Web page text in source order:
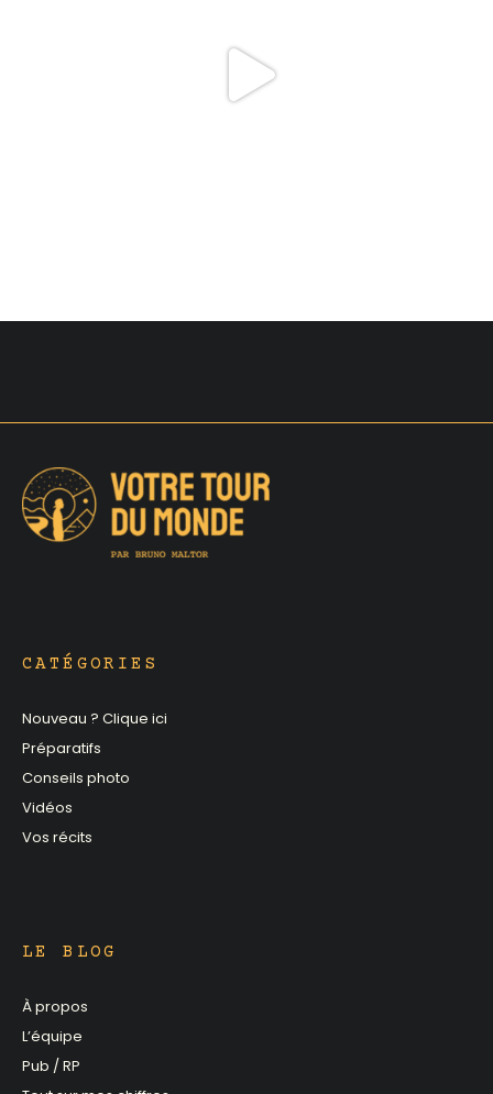
CATÉGORIES
Nouveau ? Clique ici
Préparatifs
Conseils photo
Vidéos
Vos récits
LE BLOG
À propos
L’équipe
Pub / RP